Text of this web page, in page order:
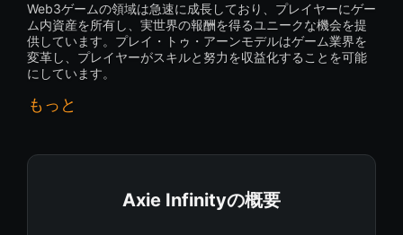
Web3ゲームの領域は急速に成長しており、プレイヤーにゲー
ム内資産を所有し、実世界の報酬を得るユニークな機会を提
供しています。プレイ・トゥ・アーンモデルはゲーム業界を
変革し、プレイヤーがスキルと努力を収益化することを可能
にしています。
もっと
Axie Infinityの概要